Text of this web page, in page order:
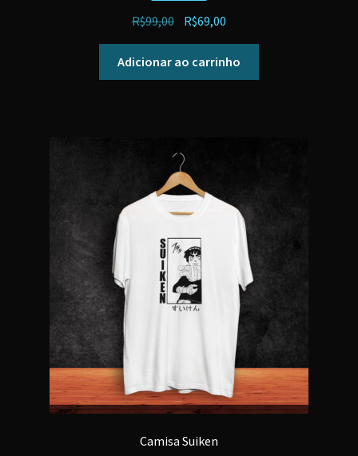
R$99,00
preço
original
era:
R$69,00
preço
atual
é:
Adicionar ao carrinho
Camisa Suiken